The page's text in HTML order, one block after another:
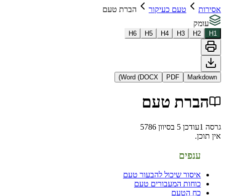
טעם כעיקור
הברת טעם
H3
H4
H5
H6
PDF
Word (DOCX)
טעם
5 בסיוון 5786
שיכול להבעור טעם
המעבורים טעם
הטעם